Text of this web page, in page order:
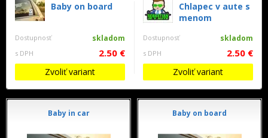
Baby on board
Dostupnosť skladom
s DPH 2.50 €
Zvoliť variant
Chlapec v aute s
menom
Dostupnosť skladom
s DPH 2.50 €
Zvoliť variant
Baby in car Baby on board